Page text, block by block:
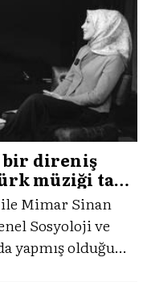
bir direniş
müziği taş
Mimar Sinan
Sosyoloji ve
yapmış olduğu